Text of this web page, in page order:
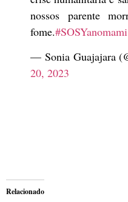
nossos parente
fome.#SOSYanomami
— Sonia Guajajara
20, 2023
Relacionado